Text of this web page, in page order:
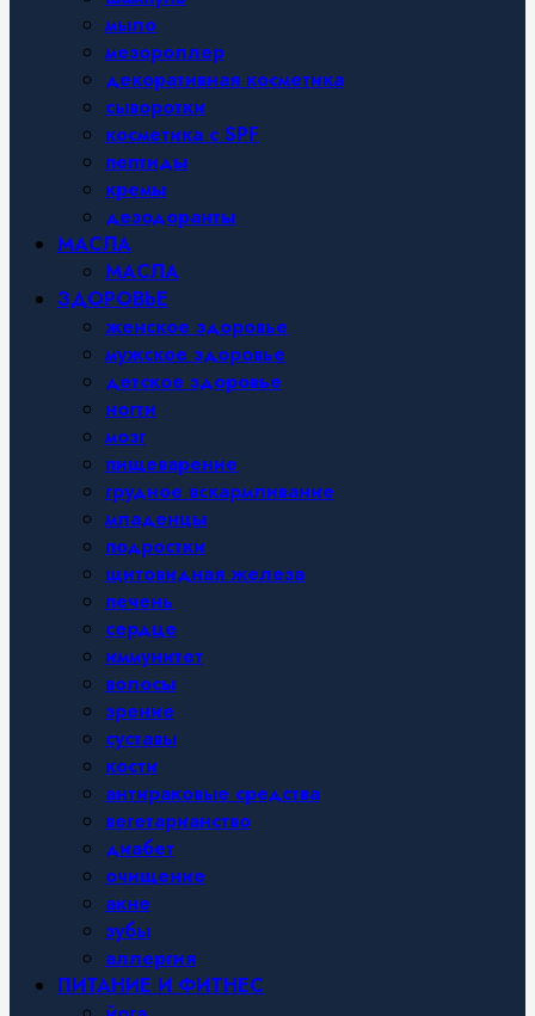
мыло
мезороллер
декоративная косметика
сыворотки
косметика с SPF
пептиды
кремы
дезодоранты
МАСЛА
МАСЛА
ЗДОРОВЬЕ
женское здоровье
мужское здоровье
детское здоровье
ногти
мозг
пищеварение
грудное вскармливание
младенцы
подростки
щитовидная железа
печень
сердце
иммунитет
волосы
зрение
суставы
кости
антираковые средства
вегетарианство
диабет
очищение
акне
зубы
аллергия
ПИТАНИЕ И ФИТНЕС